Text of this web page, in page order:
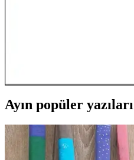
Ayın popüler yazıları